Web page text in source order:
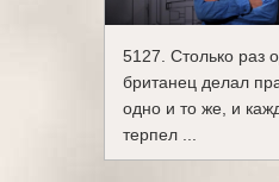
5127. Столько раз
британец делал
одно и то же, и
терпел ...